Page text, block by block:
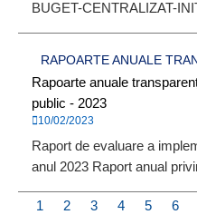
BUGET-CENTRALIZAT-
RAPOARTE ANUALE
Rapoarte anuale
public - 2023
10/02/2023
Raport de evaluare a
anul 2023 Raport anual
1 2 3 4 5 6